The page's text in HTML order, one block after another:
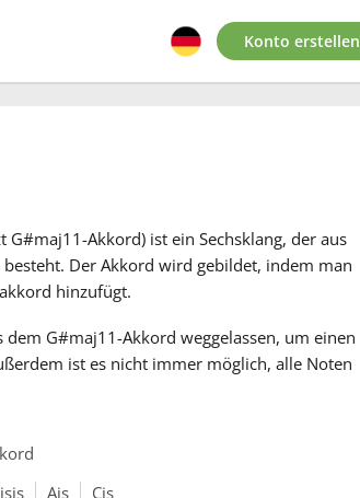
Konto erstellen
G#maj11-Akkord) ist ein Sechsklang, der aus
besteht. Der Akkord wird gebildet, indem man
hinzufügt.
G#maj11-Akkord weggelassen, um einen
ist es nicht immer möglich, alle Noten
Ais Cis